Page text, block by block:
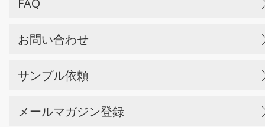
FAQ
お問い合わせ
サンプル依頼
メールマガジン登録